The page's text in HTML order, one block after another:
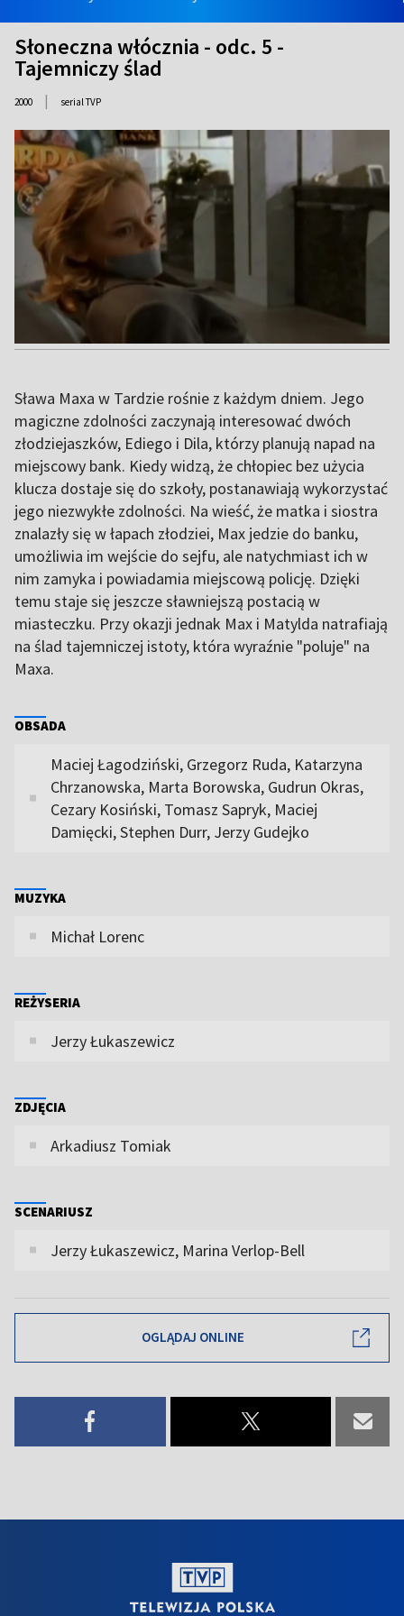
Słoneczna włócznia - odc. 5 -
Tajemniczy ślad
2000 | serial TVP
Sława Maxa w Tardzie rośnie z każdym dniem. Jego
magiczne zdolności zaczynają interesować dwóch
złodziejaszków, Ediego i Dila, którzy planują napad na
miejscowy bank. Kiedy widzą, że chłopiec bez użycia
klucza dostaje się do szkoły, postanawiają wykorzystać
jego niezwykłe zdolności. Na wieść, że matka i siostra
znalazły się w łapach złodziei, Max jedzie do banku,
umożliwia im wejście do sejfu, ale natychmiast ich w
nim zamyka i powiadamia miejscową policję. Dzięki
temu staje się jeszcze sławniejszą postacią w
miasteczku. Przy okazji jednak Max i Matylda natrafiają
na ślad tajemniczej istoty, która wyraźnie "poluje" na
Maxa.
OBSADA
Maciej Łagodziński, Grzegorz Ruda, Katarzyna
Chrzanowska, Marta Borowska, Gudrun Okras,
Cezary Kosiński, Tomasz Sapryk, Maciej
Damięcki, Stephen Durr, Jerzy Gudejko
MUZYKA
Michał Lorenc
REŻYSERIA
Jerzy Łukaszewicz
ZDJĘCIA
Arkadiusz Tomiak
SCENARIUSZ
Jerzy Łukaszewicz, Marina Verlop-Bell
OGLĄDAJ ONLINE